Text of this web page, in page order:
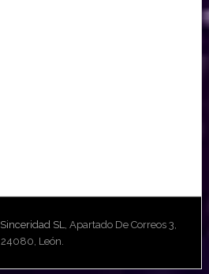
Sinceridad SL, Apartado De Correos 3,
24080, León.